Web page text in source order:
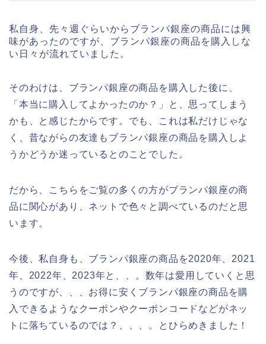
私自身、先々週ぐらいからブランパ銀座の商品には興
味があったのですが、ブランパ銀座の商品を購入しな
い日々が流れていました。
そのわけは、ブランパ銀座の商品を購入した後に、
「本当に購入してよかったのか？」と、思ってしまう
かも、と感じたからです。でも、これは私だけじゃな
く、昔ながらの友達もブランパ銀座の商品を購入しよ
うかどうか迷っているとのことでした。
だから、こちらをご覧の多くの方がブランパ銀座の商
品に関心があり、ネットで色々と調べているのだと思
います。
今後、私自身も、ブランパ銀座の商品を2020年、2021
年、2022年、2023年と、、。数年は愛用していくと思
うのですが、、、お得に安くブランパ銀座の商品を購
入できるようなクーポンやクーポンコードなどがネッ
トに落ちているのでは？、、、。とひらめきました！